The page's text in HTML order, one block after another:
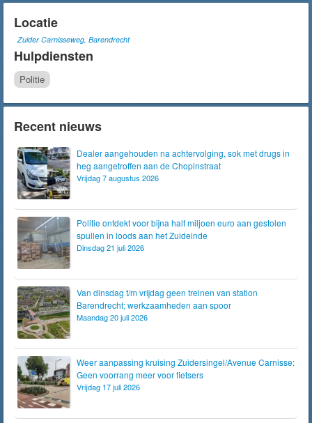
Locatie
Zuider Carnisseweg, Barendrecht
Hulpdiensten
Politie
Recent nieuws
Dealer aangehouden na achtervolging, sok met drugs in
heg aangetroffen aan de Chopinstraat
Vrijdag 7 augustus 2026
Politie ontdekt voor bijna half miljoen euro aan gestolen
spullen in loods aan het Zuideinde
Dinsdag 21 juli 2026
Van dinsdag t/m vrijdag geen treinen van station
Barendrecht; werkzaamheden aan spoor
Maandag 20 juli 2026
Weer aanpassing kruising Zuidersingel/Avenue Carnisse:
Geen voorrang meer voor fietsers
Vrijdag 17 juli 2026